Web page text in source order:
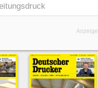
Anzeige